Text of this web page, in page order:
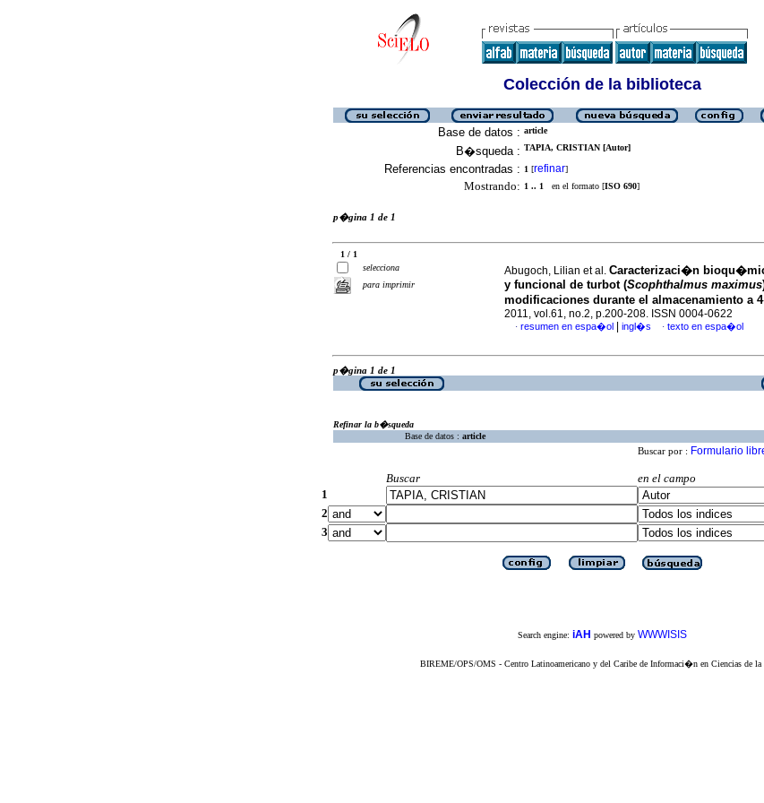
Colección de la biblioteca
Base de datos : article
B�squeda : TAPIA, CRISTIAN [Autor]
Referencias encontradas : 1 [refinar]
Mostrando: 1 .. 1 en el formato [ISO 690]
p�gina 1 de 1
1 / 1
selecciona
para imprimir
Abugoch, Lilian et al. Caracterizaci�n
y funcional de turbot (Scophthalmus maximus
modificaciones durante el almacenamiento a
2011, vol.61, no.2, p.200-208. ISSN 0004-0622
· resumen en espa�ol ingl�s · texto en espa�ol
p�gina 1 de 1
Refinar la b�squeda
Base de datos : article
Buscar por : Formulario
Buscar
en el campo
1
2
3
Search engine: iAH powered by WWWISIS
BIREME/OPS/OMS - Centro Latinoamericano y del Caribe de Informaci�n en Ciencias de la